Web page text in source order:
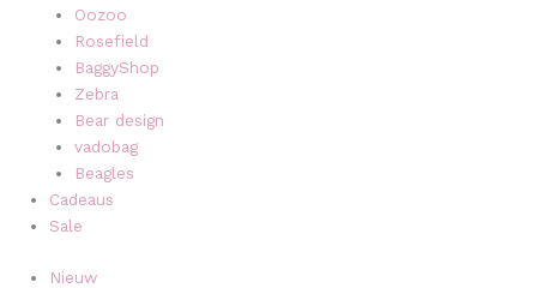
Oozoo
Rosefield
BaggyShop
Zebra
Bear design
vadobag
Beagles
Cadeaus
Sale
Nieuw